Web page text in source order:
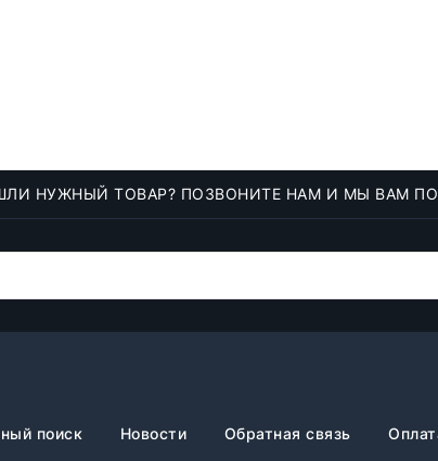
НУЖНЫЙ ТОВАР? ПОЗВОНИТЕ НАМ И МЫ ВАМ
поиск Новости Обратная связь